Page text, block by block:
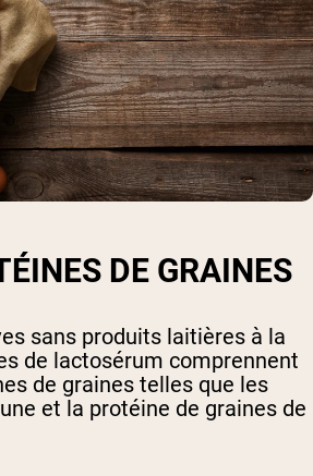
DE GRAINES
sans produits laitières à la
de lactosérum comprennent
de graines telles que les
et la protéine de graines de